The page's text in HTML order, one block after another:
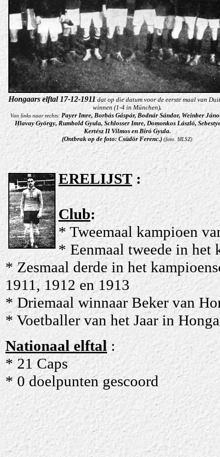
Hongaars elftal 17-12-1911dat op die datum voor de eerste maal van
winnen (1-4 in München).
Van links naar rechts: Payer Imre, Borbás Gáspár, Bodnár Sándor, Weinber
Hlavay György, Rumbold Gyula, Schlosser Imre, Domonkos László,
Kertész II Vilmos en Biró Gyula.
(Ontbrak op de foto: Csüdör Ferenc.) (foto. MLSZ)
ERELIJST:
Club:
* Tweemaal kampioen
* Eenmaal tweede in het
* Zesmaal derde in het
1911, 1912 en 1913
* Driemaal winnaar Beker van
* Voetballer van het Jaar in
Nationaal elftal :
* 21 Caps
* 0 doelpunten gescoord